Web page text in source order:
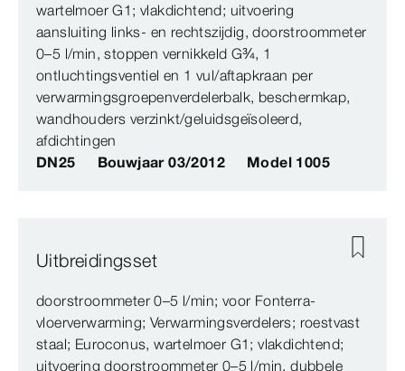
wartelmoer G1; vlakdichtend; uitvoering
aansluiting links- en rechtszijdig, doorstroommeter
0–5 l/min, stoppen vernikkeld G¾, 1
ontluchtingsventiel en 1 vul/aftapkraan per
verwarmingsgroepenverdelerbalk, beschermkap,
wandhouders verzinkt/geluidsgeïsoleerd,
afdichtingen
DN25
Bouwjaar 03/2012 Model 1005
Uitbreidingsset
doorstroommeter 0–5 l/min; voor Fonterra-
vloerverwarming; Verwarmingsverdelers; roestvast
staal; Euroconus, wartelmoer G1; vlakdichtend;
uitvoering doorstroommeter 0–5 l/min, dubbele